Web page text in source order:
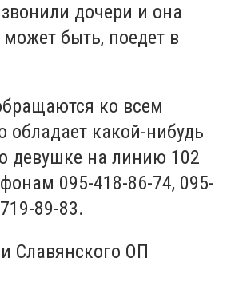
дочери и она
быть, поедет в
ко всем
обладает какой-нибудь
девушке на линию 102
095-418-86-74, 095-
89-83.
Славянского ОП